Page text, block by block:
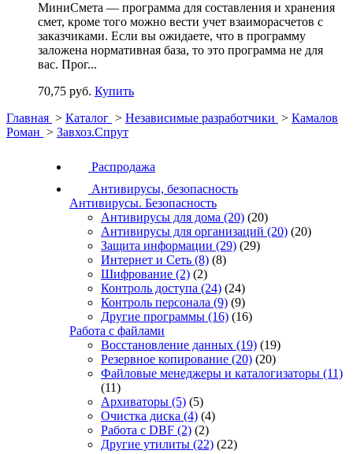
МиниСмета — программа для составления и хранения
смет, кроме того можно вести учет взаиморасчетов с
заказчиками. Если вы ожидаете, что в программу
заложена нормативная база, то это программа не для
вас. Прог...
70,75 руб. Купить
Главная > Каталог > Независимые разработчики > Камалов
Роман > Завхоз.Спрут
Распродажа
Антивирусы, безопасность
Антивирусы. Безопасность
Антивирусы для дома (20) (20)
Антивирусы для организаций (20) (20)
Защита информации (29) (29)
Интернет и Сеть (8) (8)
Шифрование (2) (2)
Контроль доступа (24) (24)
Контроль персонала (9) (9)
Другие программы (16) (16)
Работа с файлами
Восстановление данных (19) (19)
Резервное копирование (20) (20)
Файловые менеджеры и каталогизаторы (11)
(11)
Архиваторы (5) (5)
Очистка диска (4) (4)
Работа с DBF (2) (2)
Другие утилиты (22) (22)